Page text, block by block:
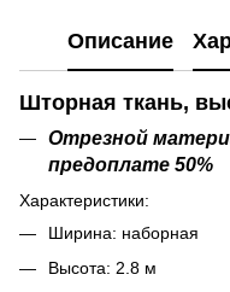
Описание
Шторная ткань,
Отрезной
предоплате 50%
Характеристики:
Ширина: наборная
Высота: 2.8 м